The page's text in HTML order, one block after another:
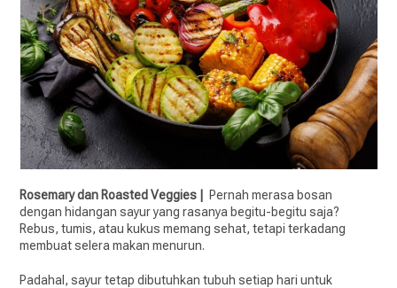
Rosemary dan Roasted Veggies |
Pernah merasa bosan
dengan hidangan sayur yang rasanya begitu-begitu saja?
Rebus, tumis, atau kukus memang sehat, tetapi terkadang
membuat selera makan menurun.
Padahal, sayur tetap dibutuhkan tubuh setiap hari untuk